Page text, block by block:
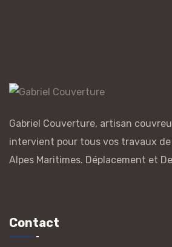
Gabriel Couverture, artisan
intervient pour tous vos travaux
Alpes Maritimes. Déplacement et
Contact